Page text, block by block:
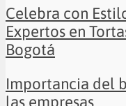
Celebra con
Expertos en
Bogotá
Importancia del
las empresas